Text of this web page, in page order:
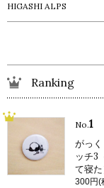
HIGASHI ALPS
Ranking
No.1
がっ
ッチ3
て寝た
300円(